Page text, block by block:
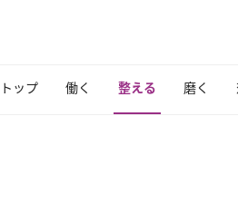
トップ 働く 整える 磨く